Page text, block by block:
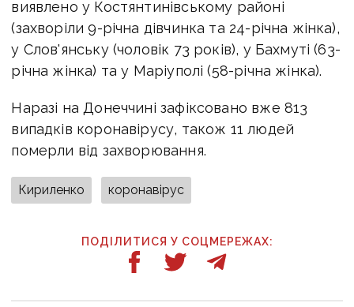
виявлено у Костянтинівському районі
(захворіли 9-річна дівчинка та 24-річна жінка),
у Слов'янську (чоловік 73 років), у Бахмуті (63-
річна жінка) та у Маріуполі (58-річна жінка).
Наразі на Донеччині зафіксовано вже 813
випадків коронавірусу, також 11 людей
померли від захворювання.
Кириленко коронавірус
ПОДІЛИТИСЯ У СОЦМЕРЕЖАХ: